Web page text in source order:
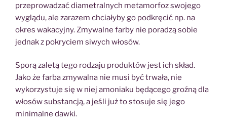
przeprowadzać diametralnych metamorfoz swojego
wyglądu, ale zarazem chciałyby go podkręcić np. na
okres wakacyjny. Zmywalne farby nie poradzą sobie
jednak z pokryciem siwych włosów.
Sporą zaletą tego rodzaju produktów jest ich skład.
Jako że farba zmywalna nie musi być trwała, nie
wykorzystuje się w niej amoniaku będącego groźną dla
włosów substancją, a jeśli już to stosuje się jego
minimalne dawki.